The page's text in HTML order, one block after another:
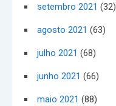
setembro 2021 (32)
agosto 2021 (63)
julho 2021 (68)
junho 2021 (66)
maio 2021 (88)